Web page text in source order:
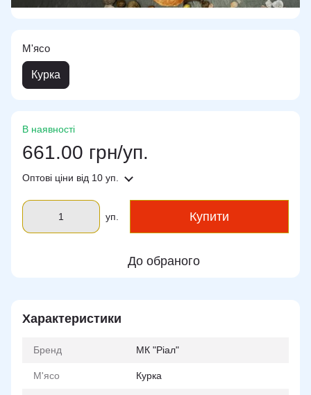
М'ясо
Курка
В наявності
661.00 грн/уп.
Оптові ціни від 10 уп.
уп. Купити
До обраного
Характеристики
Бренд МК "Ріал"
М'ясо Курка